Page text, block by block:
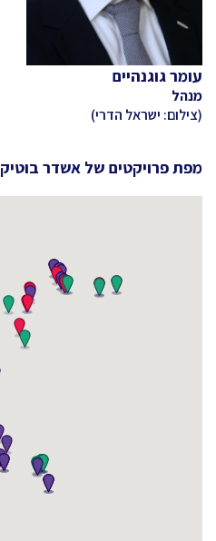
עומר גוגנהיים
מנהל
(צילום: ישראל הדרי)
מפת פרויקטים של אשדר בוטיק